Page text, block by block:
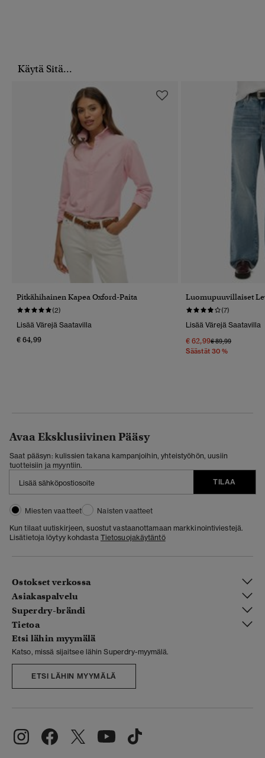
Käytä Sitä...
Pitkähihainen Kapea Oxford-Paita
(2)
Lisää Värejä Saatavilla
€ 64,99
Luomupuuvillaiset
(7)
Lisää Värejä Saatavilla
€ 62,99Hinta Alennettu
€ 89,99Hintaan
Säästät 30 %
Avaa Eksklusiivinen Pääsy
Saat pääsyn: kulissien takana kampanjoihin, yhteistyöhön, uusiin
tuotteisiin ja myyntiin.
TILAA
Miesten vaatteet
Naisten vaatteet
Kun tilaat uutiskirjeen, suostut vastaanottamaan markkinointiviestejä.
Lisätietoja löytyy kohdasta Tietosuojakäytäntö
Ostokset verkossa
Asiakaspalvelu
Superdry-brändi
Tietoa
Etsi lähin myymälä
Katso, missä sijaitsee lähin Superdry-myymälä.
ETSI LÄHIN MYYMÄLÄ